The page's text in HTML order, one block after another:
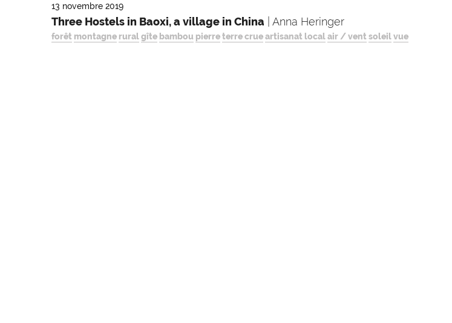
13 novembre 2019
Three Hostels in Baoxi, a village in China | Anna Heringer
forêt montagne ruralgîte bambou pierreterre crueartisanat localair / vent soleilvue